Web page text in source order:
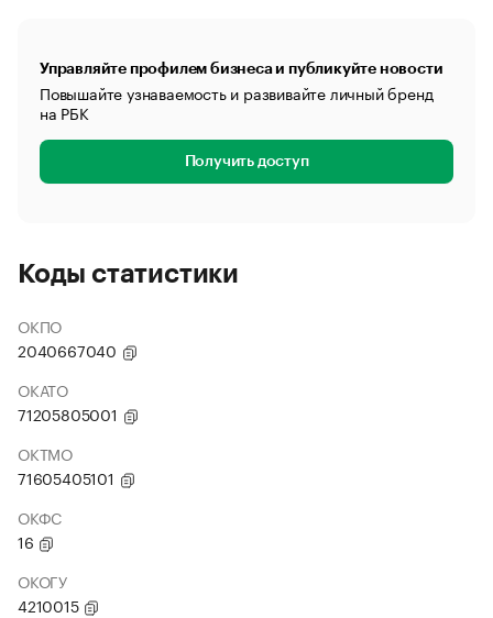
Управляйте профилем бизнеса и публикуйте новости
Повышайте узнаваемость и развивайте личный бренд
на РБК
Получить доступ
Коды статистики
ОКПО
2040667040
ОКАТО
71205805001
ОКТМО
71605405101
ОКФС
16
ОКОГУ
4210015